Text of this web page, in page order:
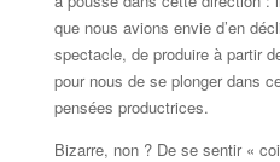
que nous avions envie d’en
spectacle, de produire à partir
pour nous de se plonger dans
pensées productrices.
Bizarre, non ? De se sentir «